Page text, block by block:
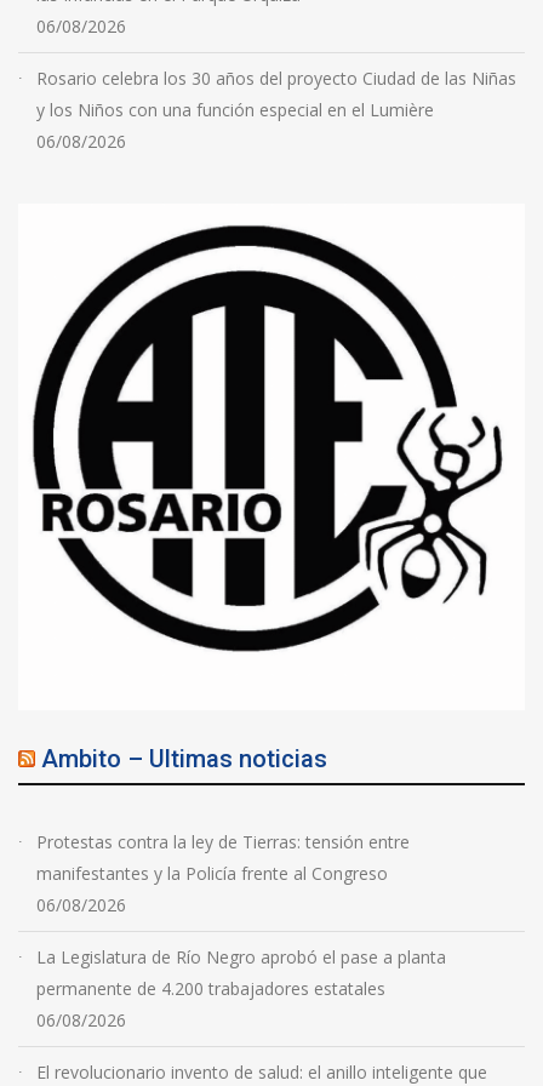
06/08/2026
Rosario celebra los 30 años del proyecto Ciudad de las Niñas
y los Niños con una función especial en el Lumière
06/08/2026
Ambito – Ultimas noticias
Protestas contra la ley de Tierras: tensión entre
manifestantes y la Policía frente al Congreso
06/08/2026
La Legislatura de Río Negro aprobó el pase a planta
permanente de 4.200 trabajadores estatales
06/08/2026
El revolucionario invento de salud: el anillo inteligente que